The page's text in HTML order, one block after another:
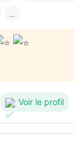
...
Voir le profil